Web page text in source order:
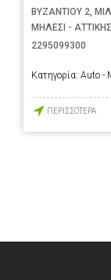
ΒΥΖΑΝΤΙΟΥ 2,
ΜΗΛΕΣΙ -
2295099300
Κατηγορία: Auto -
ΠΕΡΙΣΣΟΤΕΡΑ